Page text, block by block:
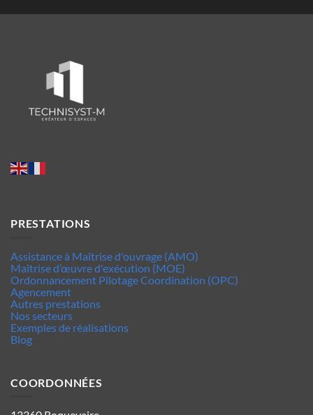
PRESTATIONS
Assistance à Maîtrise d'ouvrage (AMO)
Maîtrise d’œuvre d'exécution (MOE)
Ordonnancement Pilotage Coordination (OPC)
Agencement
Autres prestations
Nos secteurs
Exemples de réalisations
Blog
COORDONNÉES